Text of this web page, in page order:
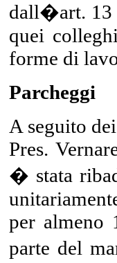
dall�art. 13
quei
forme di
Parcheggi
A seguito
Pres.
� stata
per almeno
parte del